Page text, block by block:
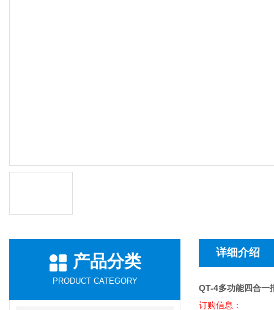
产品分类
PRODUCT CATEGORY
详细介绍
QT-4多功能四合一
订购信息：